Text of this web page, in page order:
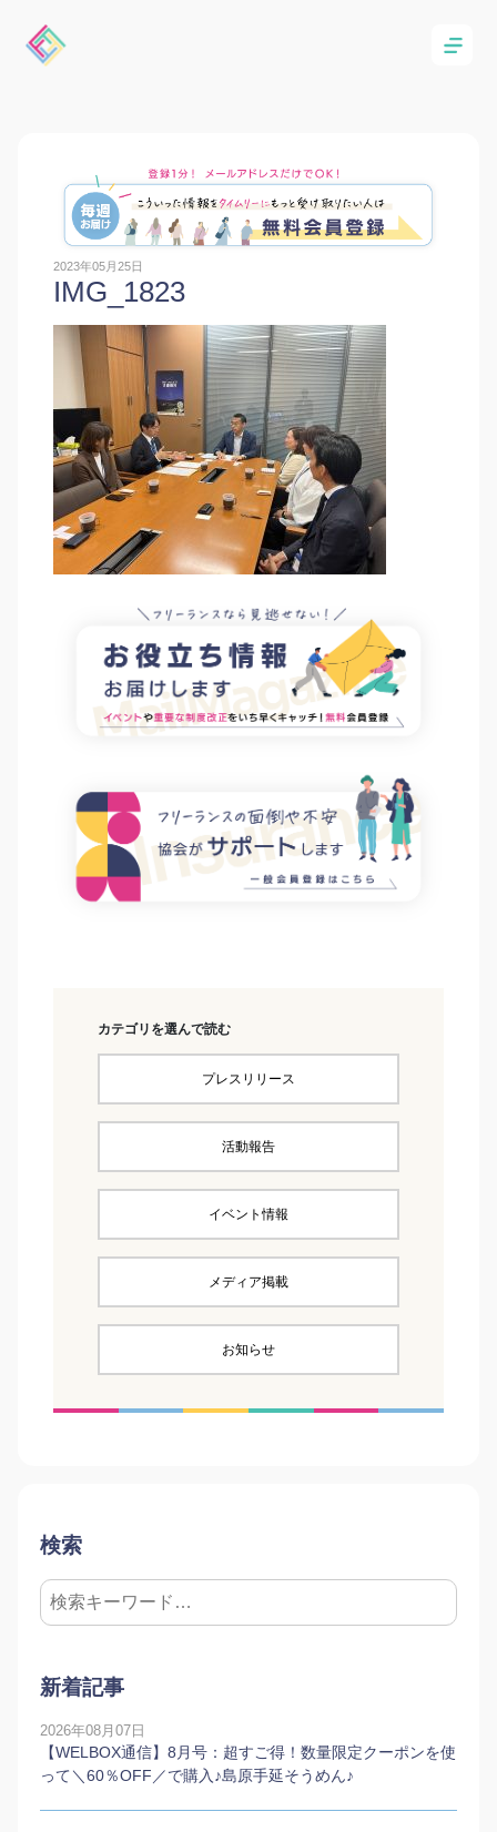
2023年05月25日
IMG_1823
カテゴリを選んで読む
プレスリリース
活動報告
イベント情報
メディア掲載
お知らせ
検索
新着記事
2026年08月07日
【WELBOX通信】8月号：超すご得！数量限定クーポンを使
って＼60％OFF／で購入♪島原手延そうめん♪